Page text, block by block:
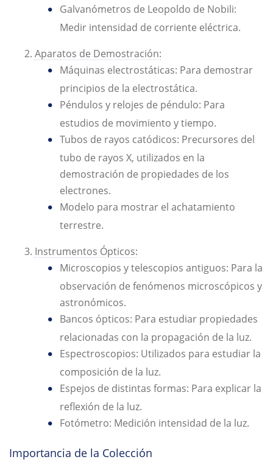
Galvanómetros de Leopoldo de Nobili:
Medir intensidad de corriente eléctrica.
Aparatos de Demostración:
Máquinas electrostáticas: Para demostrar
principios de la electrostática.
Péndulos y relojes de péndulo: Para
estudios de movimiento y tiempo.
Tubos de rayos catódicos: Precursores del
tubo de rayos X, utilizados en la
demostración de propiedades de los
electrones.
Modelo para mostrar el achatamiento
terrestre.
Instrumentos Ópticos:
Microscopios y telescopios antiguos: Para la
observación de fenómenos microscópicos y
astronómicos.
Bancos ópticos: Para estudiar propiedades
relacionadas con la propagación de la luz.
Espectroscopios: Utilizados para estudiar la
composición de la luz.
Espejos de distintas formas: Para explicar la
reflexión de la luz.
Fotómetro: Medición intensidad de la luz.
Importancia de la Colección